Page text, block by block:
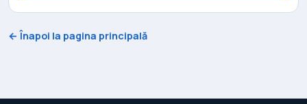
← Înapoi la pagina principală